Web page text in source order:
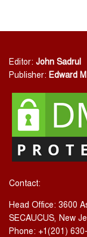
Editor: John Sadrul
Publisher: Edward
Contact:
Head Office: 3600
SECAUCUS, New
Phone: +1(201)